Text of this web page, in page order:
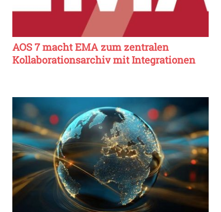
AOS 7 macht EMA zum zentralen
Kollaborationsarchiv mit Integrationen